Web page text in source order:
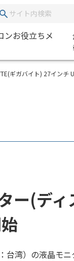
ンお役立ちメ
ギガバイト) 27イン
ー(デ
湾）の液晶モ